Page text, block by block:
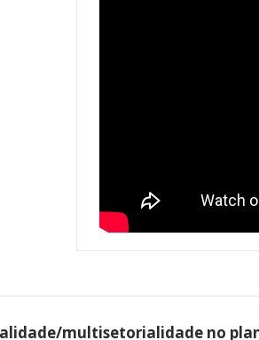
multisetorialidade no